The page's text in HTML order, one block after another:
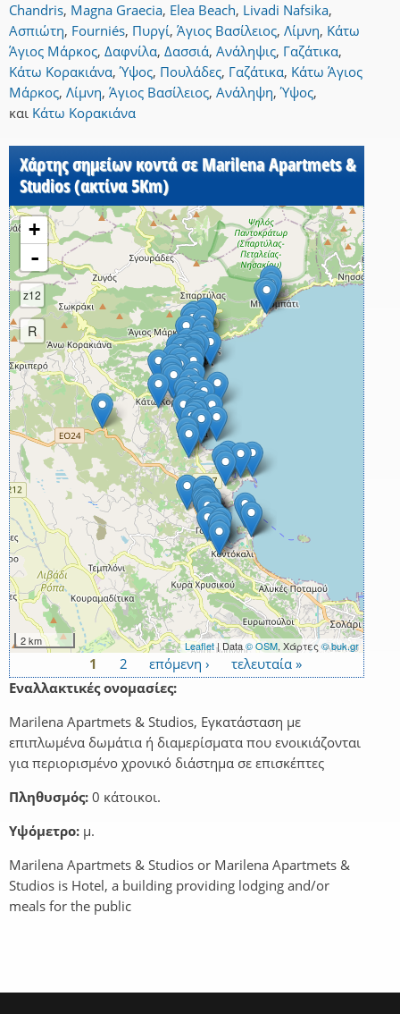
Chandris, Magna Graecia, Elea Beach, Livadi Nafsika,
Ασπιώτη, Fourniés, Πυργί, Άγιος Βασίλειος, Λίμνη, Κάτω
Άγιος Μάρκος, Δαφνίλα, Δασσιά, Ανάληψις, Γαζάτικα,
Κάτω Κορακιάνα,Ύψος, Πουλάδες, Γαζάτικα, Κάτω Άγιος
Μάρκος, Λίμνη, Άγιος Βασίλειος, Ανάληψη,Ύψος,
και Κάτω Κορακιάνα
Χάρτης σημείων κοντά σε Marilena Apartmets &
Studios (ακτίνα 5Km)
+
-
z12
R
2 km Leaflet| Data© OSM, Χάρτες © buk.gr
Σελίδες
1 2 επόμενη ›
τελευταία »
Εναλλακτικές ονομασίες:
Marilena Apartmets & Studios, Εγκατάσταση με
επιπλωμένα δωμάτια ή διαμερίσματα που ενοικιάζονται
για περιορισμένο χρονικό διάστημα σε επισκέπτες
Πληθυσμός: 0 κάτοικοι.
Υψόμετρο: μ.
Marilena Apartmets & Studios or Marilena Apartmets &
Studios is Hotel, a building providing lodging and/or
meals for the public